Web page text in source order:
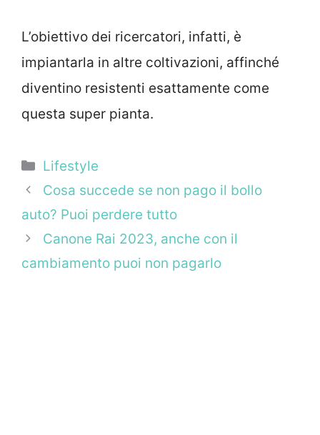
L’obiettivo dei ricercatori, infatti, è
impiantarla in altre coltivazioni, affinché
diventino resistenti esattamente come
questa super pianta.
Categorie
Lifestyle
Cosa succede se non pago il bollo
auto? Puoi perdere tutto
Canone Rai 2023, anche con il
cambiamento puoi non pagarlo